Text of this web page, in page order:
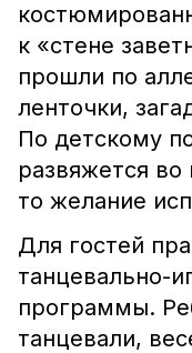
к «стене
прошли по
ленточки,
По детскому
развяжется
то желание
Для гостей
танцевально-
программы.
танцевали,